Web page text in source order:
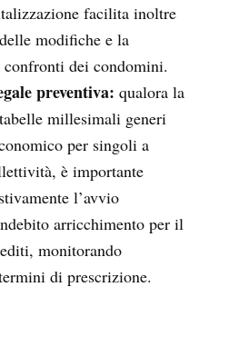
facilita inoltre
modifiche e la
confronti dei condomini.
preventiva: qualora la
millesimali generi
per singoli a
è importante
l’avvio
arricchimento per il
monitorando
di prescrizione.